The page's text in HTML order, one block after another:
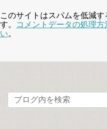
このサイトはスパムを低減
す。
コメントデータの処理
い。